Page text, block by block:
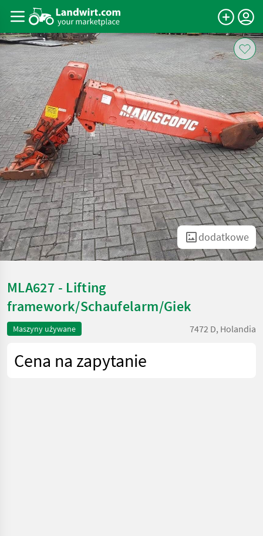
dodatkowe
MLA627 - Lifting
framework/Schaufelarm/Giek
Maszyny używane 7472 D, Holandia
Cena na zapytanie